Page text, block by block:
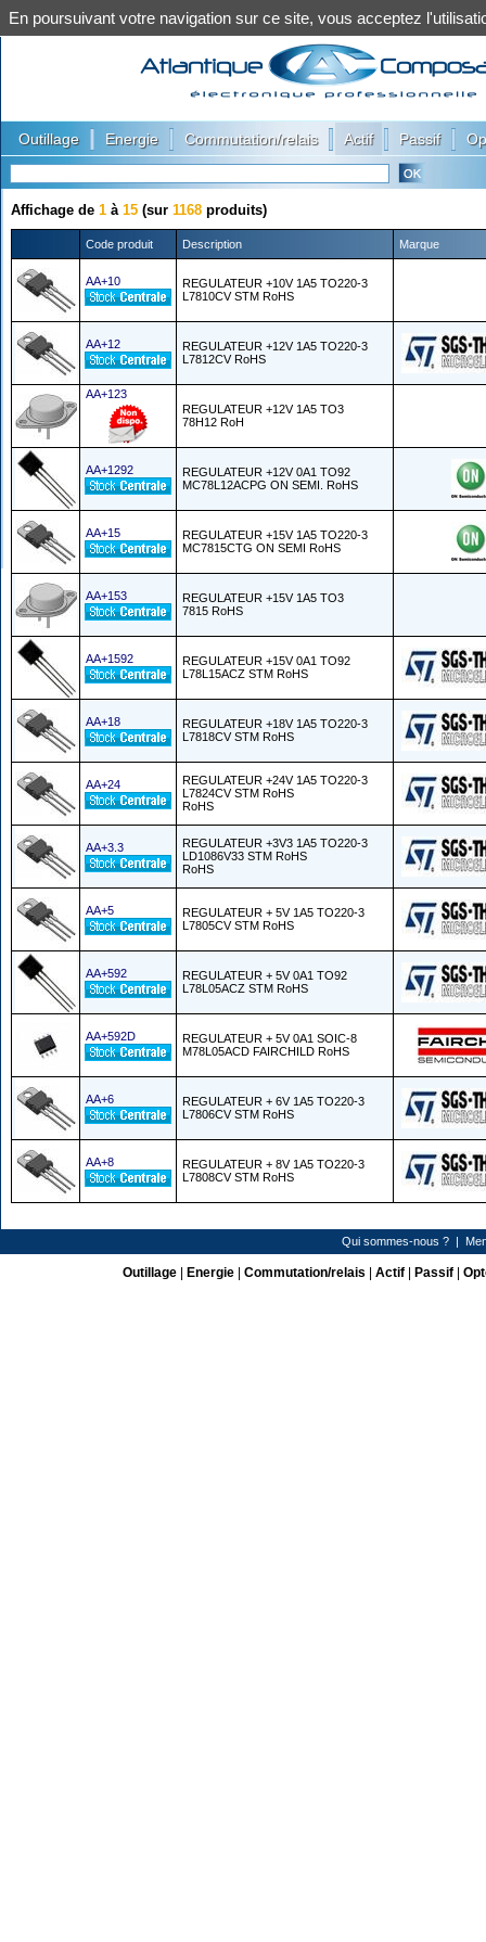
Outillage Energie Commutation/relais Actif Passif
Affichage de 1 à 15 (sur 1168 produits)
Code produit Description Marque
AA+10
REGULATEUR +10V 1A5 TO220-3
L7810CV STM RoHS
AA+12
REGULATEUR +12V 1A5 TO220-3
L7812CV RoHS
AA+123
REGULATEUR +12V 1A5 TO3
78H12 RoH
AA+1292
REGULATEUR +12V 0A1 TO92
MC78L12ACPG ON SEMI. RoHS
AA+15
REGULATEUR +15V 1A5 TO220-3
MC7815CTG ON SEMI RoHS
AA+153
REGULATEUR +15V 1A5 TO3
7815 RoHS
AA+1592
REGULATEUR +15V 0A1 TO92
L78L15ACZ STM RoHS
AA+18
REGULATEUR +18V 1A5 TO220-3
L7818CV STM RoHS
AA+24
REGULATEUR +24V 1A5 TO220-3
L7824CV STM RoHS
RoHS
AA+3.3
REGULATEUR +3V3 1A5 TO220-3
LD1086V33 STM RoHS
RoHS
AA+5
REGULATEUR + 5V 1A5 TO220-3
L7805CV STM RoHS
AA+592
REGULATEUR + 5V 0A1 TO92
L78L05ACZ STM RoHS
AA+592D
REGULATEUR + 5V 0A1 SOIC-8
M78L05ACD FAIRCHILD RoHS
AA+6
REGULATEUR + 6V 1A5 TO220-3
L7806CV STM RoHS
AA+8
REGULATEUR + 8V 1A5 TO220-3
L7808CV STM RoHS
Qui sommes-nous ? |
Outillage| Energie| Commutation/relais Actif| Passif|
En poursuivant votre navigation sur ce site, vous acceptez